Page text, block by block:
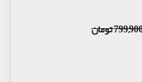
تومان